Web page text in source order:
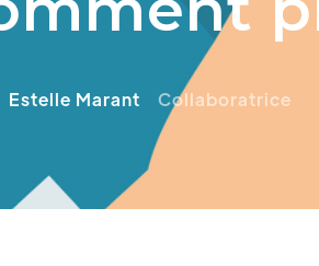
Estelle Marant Collaboratrice